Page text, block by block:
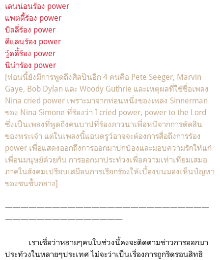
เลนน่อนร้อง power
แพตตี้ร้อง power
บิลลี่ร้อง power
ดีแลนร้อง power
วู้ดดี้ร้อง power
นิน่าร้อง power
[ท่อนนี้ยังมีการพูดถึงศิลปินอีก 4 คนคือ Pete Seeger, Marvin
Gaye, Bob Dylan และ Woody Guthrie และเหตุผลที่ใช้ชื่อเพลง
Nina cried power เพราะมาจากท่อนหนึ่งของเพลง Sinnerman
ของ Nina Simone ที่ร้องว่า I cried power, power to the Lord
ซึ่งเป็นเพลงที่พูดถึงคนบาปที่ร้องภาวนาเพื่อหนีจากการตัดสิน
ของพระเจ้า แต่ในเพลงนี้แอนดรูว์อาจจะต้องการสื่อถึงการร้อง
power เพื่อแสดงออกถึงการออกมาปกป้องและมอบความรักให้แก่
เพื่อนมนุษย์ด้วยกัน การออกมาประท้วงเพื่อความเท่าเทียมเสมอ
ภาคในสังคมเปรียบเสมือนการเรียกร้องให้เบื้องบนมองเห็นปัญหา
ของชนชั้นกลาง]
——————————————————————————
———————————————
เราเชื่อว่าหลายๆคนในช่วงนี้คงจะติดตามข่าวการออกมา
ประท้วงในหลายๆประเทศ ไม่จะว่าเป็นเรื่องการถูกริดรอนสิทธิ